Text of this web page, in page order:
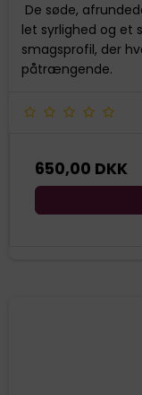
De søde,
let syrlighed og et
smagsprofil, der
påtrængende.
650,00 DKK